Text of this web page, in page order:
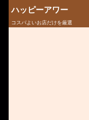
ハッピーアワー
コスパよいお店だけを厳選